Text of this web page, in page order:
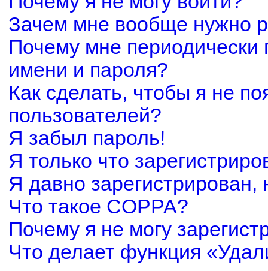
Зачем мне вообще нужно
Почему мне периодически
имени и пароля?
Как сделать, чтобы я не
пользователей?
Я забыл пароль!
Я только что
Я давно
Что такое COPPA?
Почему я не могу
Что делает функция